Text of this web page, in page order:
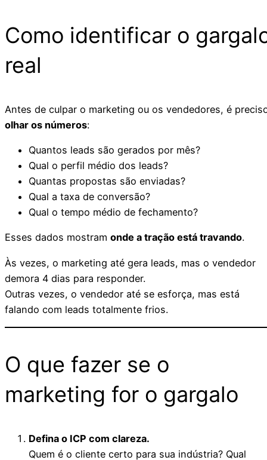
Como identificar o
real
Antes de culpar o marketing ou os vendedores, é
olhar os números:
Quantos leads são gerados por mês?
Qual o perfil médio dos leads?
Quantas propostas são enviadas?
Qual a taxa de conversão?
Qual o tempo médio de fechamento?
Esses dados mostram onde a tração está travando.
Às vezes, o marketing até gera leads, mas o vendedor
demora 4 dias para responder.
Outras vezes, o vendedor até se esforça, mas está
falando com leads totalmente frios.
O que fazer se o
marketing for o gargalo
Defina o ICP com clareza.
Quem é o cliente certo para sua indústria? Qual